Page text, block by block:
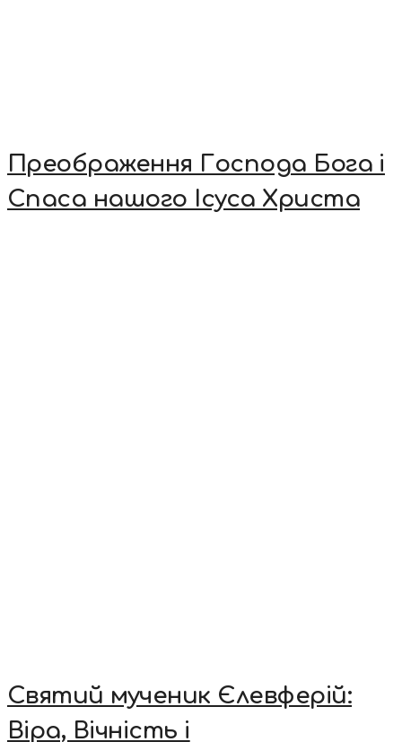
Преображення Господа Бога і
Спаса нашого Ісуса Христа
Святий мученик Єлевферій:
Віра, Вічність і